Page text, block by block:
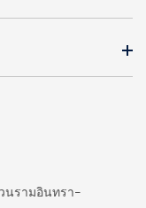
นรามอินทรา-